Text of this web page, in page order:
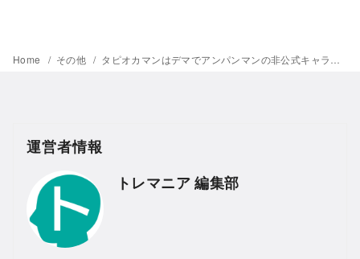
Home その他 タピオカマンはデマでアンパンマンの非公式キャラだった!作者はパナソニーの創作物!
運営者情報
トレマニア 編集部